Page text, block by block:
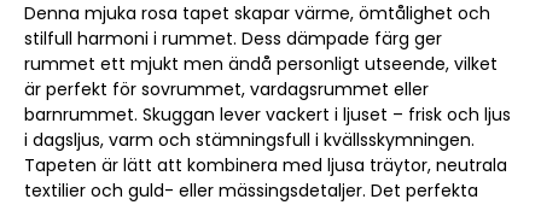
Denna mjuka rosa tapet skapar värme, ömtålighet och
stilfull harmoni i rummet. Dess dämpade färg ger
rummet ett mjukt men ändå personligt utseende, vilket
är perfekt för sovrummet, vardagsrummet eller
barnrummet. Skuggan lever vackert i ljuset – frisk och ljus
i dagsljus, varm och stämningsfull i kvällsskymningen.
Tapeten är lätt att kombinera med ljusa träytor, neutrala
textilier och guld- eller mässingsdetaljer. Det perfekta